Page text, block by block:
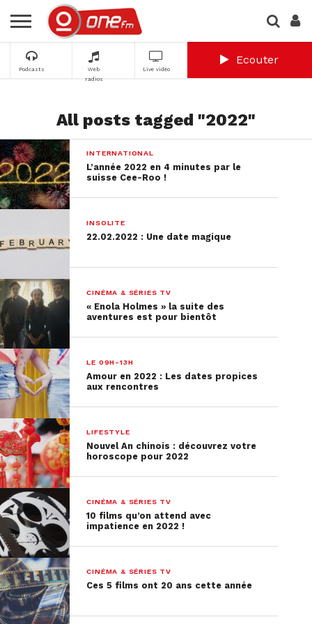
Podcasts
Web
radios
Live vidéo
Ecouter
All posts tagged "2022"
INTERNATIONAL
L’année 2022 en 4 minutes par le
suisse Cee-Roo !
INSOLITE
22.02.2022 : Une date magique
CINÉMA & SÉRIES TV
« Enola Holmes » la suite des
aventures est pour bientôt
LE 09H-13H
Amour en 2022 : Les dates propices
aux rencontres
LIFESTYLE
Nouvel An chinois : découvrez votre
horoscope pour 2022
CINÉMA & SÉRIES TV
10 films qu’on attend avec
impatience en 2022 !
CINÉMA & SÉRIES TV
Ces 5 films ont 20 ans cette année